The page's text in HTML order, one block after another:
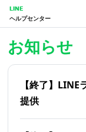
LINE
ヘルプセンター
お知らせ
【終了】LINE
提供